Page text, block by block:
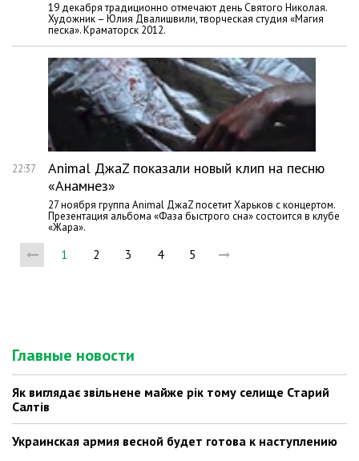
19 декабря традиционно отмечают день Святого Николая.
Художник – Юлия Двалишвили, творческая студия «Магия
песка». Краматорск 2012.
22:37
Animal ДжаZ показали новый клип на песню
«Анамнез»
27 ноября группа Animal ДжаZ посетит Харьков с концертом.
Презентация альбома «Фаза быстрого сна» состоится в клубе
«Жара».
1 2 3 4 5
Главные новости
Як виглядає звільнене майже рік тому селище Старий
Салтів
Украинская армия весной будет готова к наступлению